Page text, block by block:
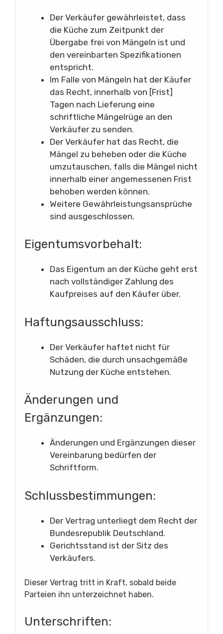
Der Verkäufer gewährleistet, dass
die Küche zum Zeitpunkt der
Übergabe frei von Mängeln ist und
den vereinbarten Spezifikationen
entspricht.
Im Falle von Mängeln hat der Käufer
das Recht, innerhalb von [Frist]
Tagen nach Lieferung eine
schriftliche Mängelrüge an den
Verkäufer zu senden.
Der Verkäufer hat das Recht, die
Mängel zu beheben oder die Küche
umzutauschen, falls die Mängel nicht
innerhalb einer angemessenen Frist
behoben werden können.
Weitere Gewährleistungsansprüche
sind ausgeschlossen.
Eigentumsvorbehalt:
Das Eigentum an der Küche geht erst
nach vollständiger Zahlung des
Kaufpreises auf den Käufer über.
Haftungsausschluss:
Der Verkäufer haftet nicht für
Schäden, die durch unsachgemäße
Nutzung der Küche entstehen.
Änderungen und
Ergänzungen:
Änderungen und Ergänzungen dieser
Vereinbarung bedürfen der
Schriftform.
Schlussbestimmungen:
Der Vertrag unterliegt dem Recht der
Bundesrepublik Deutschland.
Gerichtsstand ist der Sitz des
Verkäufers.
Dieser Vertrag tritt in Kraft, sobald beide
Parteien ihn unterzeichnet haben.
Unterschriften: